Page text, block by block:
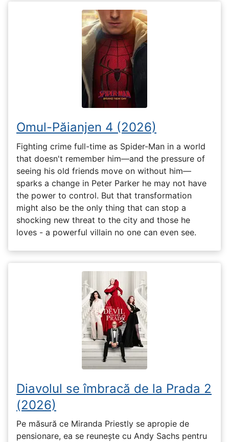
Omul-Păianjen 4 (2026)
Fighting crime full-time as Spider-Man in a world
that doesn't remember him—and the pressure of
seeing his old friends move on without him—
sparks a change in Peter Parker he may not have
the power to control. But that transformation
might also be the only thing that can stop a
shocking new threat to the city and those he
loves - a powerful villain no one can even see.
Diavolul se îmbracă de la Prada 2
(2026)
Pe măsură ce Miranda Priestly se apropie de
pensionare, ea se reunește cu Andy Sachs pentru